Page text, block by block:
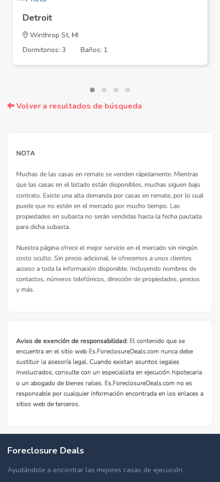
Detroit
Winthrop St, MI
Dormitorios: 3
Baños: 1
Volver a resultados de búsqueda
Foreclosure Deals
Ayudándole a encontrar las mejores casas de ejecución